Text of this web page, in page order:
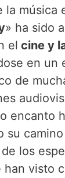
la música
» ha sido
el cine y
en un
de
encanto
su
los
han visto